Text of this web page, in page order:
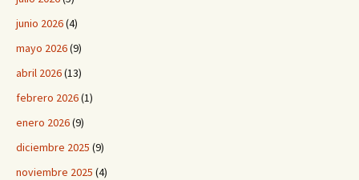
junio 2026(4)
mayo 2026(9)
abril 2026(13)
febrero 2026(1)
enero 2026(9)
diciembre 2025 (9)
noviembre 2025 (4)